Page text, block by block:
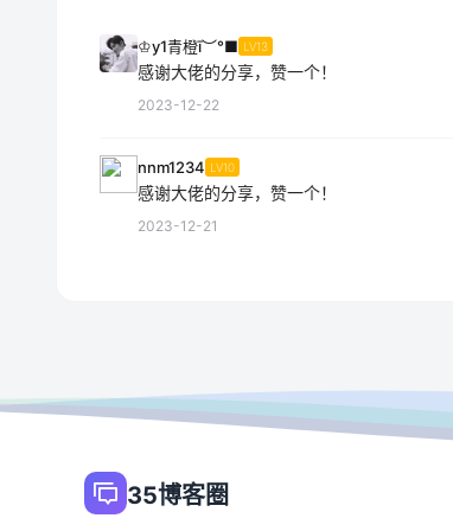
♔y1青橙ī︶°■ LV13
感谢大佬的分享，赞一个！
2023-12-22
nnm1234 LV10
感谢大佬的分享，赞一个！
2023-12-21
35博客圈